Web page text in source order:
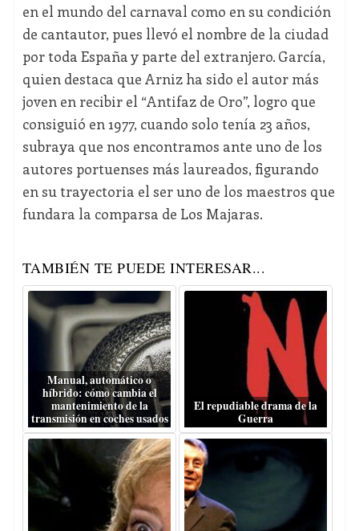
en el mundo del carnaval como en su condición
de cantautor, pues llevó el nombre de la ciudad
por toda España y parte del extranjero. García,
quien destaca que Arniz ha sido el autor más
joven en recibir el “Antifaz de Oro”, logro que
consiguió en 1977, cuando solo tenía 23 años,
subraya que nos encontramos ante uno de los
autores portuenses más laureados, figurando
en su trayectoria el ser uno de los maestros que
fundara la comparsa de Los Majaras.
TAMBIÉN TE PUEDE INTERESAR...
Manual, automático o
híbrido: cómo cambia el
mantenimiento de la
transmisión en coches usados
El repudiable drama de la
Guerra